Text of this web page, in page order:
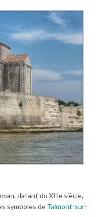
datant du XIIe siècle,
symboles de Talmont-sur-